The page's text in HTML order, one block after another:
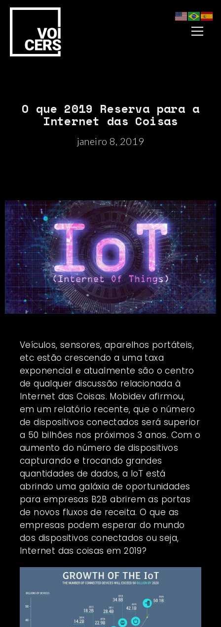
O que 2019 Reserva para a
Internet das Coisas
janeiro 8, 2019
Veículos, sensores, aparelhos portáteis,
etc estão crescendo a uma taxa
exponencial e atualmente são o centro
de qualquer discussão relacionada à
Internet das Coisas. Mobidev afirmou,
em um relatório recente, que o número
de dispositivos conectados será superior
a 50 bilhões nos próximos 3 anos. Com o
aumento do número de dispositivos
capturando e trocando grandes
quantidades de dados, a IoT está
abrindo uma galáxia de oportunidades
para empresas B2B abrirem as portas
de novos fluxos de receita. O que as
empresas podem esperar do mundo
dos dispositivos conectados ou seja,
Internet das coisas em 2019?